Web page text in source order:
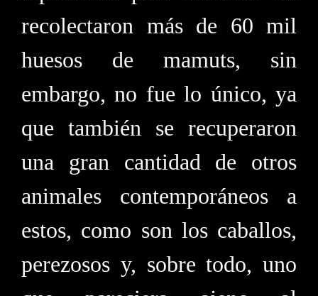
recolectaron más de 60 mil
huesos de mamuts, sin
embargo, no fue lo único, ya
que también se recuperaron
una gran cantidad de otros
animales contemporáneos a
estos, como son los caballos,
perezosos y, sobre todo, uno